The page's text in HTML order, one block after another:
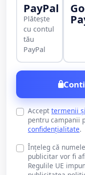
PayPal
Plătește
cu contul
tău
PayPal
Accept termenii
pentru campanii
confidențialitate.
Înțeleg că
publicitar vor fi
Regulile UE